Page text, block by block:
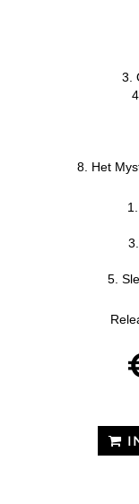
3.
8. Het
5.